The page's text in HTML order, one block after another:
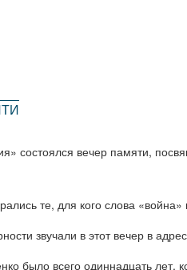
состоялся вечер памяти,
те, для кого слова
звучали в этот вечер в
было всего одиннадцать лет,